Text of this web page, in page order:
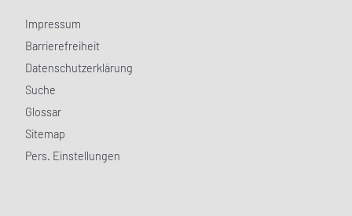
Impressum
Barrierefreiheit
Datenschutzerklärung
Suche
Glossar
Sitemap
Pers. Einstellungen